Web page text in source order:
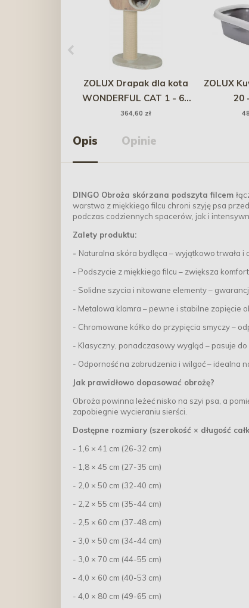
ZOLUX Drapak dla kota
WONDERFUL CAT 1 - 60
x 42,5 x 92 cm - beżowy
364,60 zł
ZOLUX
20
Opis Opinie
DINGO Obroża skórzana podszyta filcem
warstwa z miękkiego filcu chroni szyję psa
podczas codziennych spacerów, jak i
Zalety produktu:
- Naturalna skóra bydlęca – wyjątkowo trwała i
- Podszycie z miękkiego filcu – zwiększa
- Solidne szycia i nitowane elementy –
- Metalowa klamra – pewne i stabilne zapięcie
- Chromowane kółko do przypięcia smyczy –
- Klasyczny, ponadczasowy wygląd – pasuje
- Odporność na zabrudzenia i wilgoć – idealna
Jak prawidłowo dopasować obrożę?
Obroża powinna leżeć nisko na szyi psa, a
zapobiegnie wycieraniu sierści.
Dostępne rozmiary (szerokość × długość
- 1,6 × 41 cm (26-32 cm)
- 1,8 × 45 cm (27-35 cm)
- 2,0 × 50 cm (32-40 cm)
- 2,2 × 55 cm (35-44 cm)
- 2,5 × 60 cm (37-48 cm)
- 3,0 × 50 cm (34-44 cm)
- 3,0 × 70 cm (44-55 cm)
- 4,0 × 60 cm (40-53 cm)
- 4,0 × 80 cm (49-65 cm)